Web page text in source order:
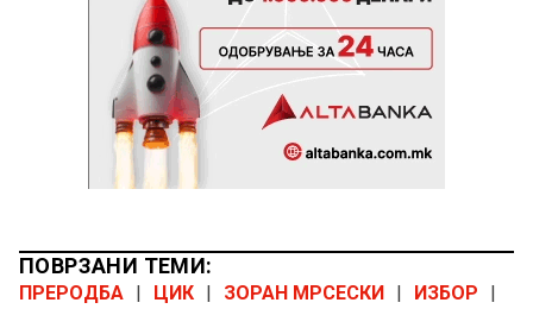
ПОВРЗАНИ ТЕМИ:
ПРЕРОДБА | ЦИК | ЗОРАН МРСЕСКИ | ИЗБОР
|